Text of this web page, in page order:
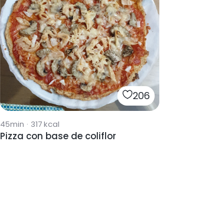
206
45min · 317kcal
Pizza con base de coliflor